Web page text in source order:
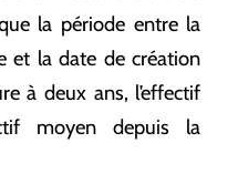
la période entre la
et la date de création
à deux ans, l’effectif
moyen depuis la